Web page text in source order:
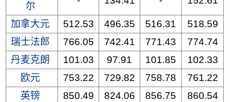
尔
加拿大元 512.53 496.35 516.31
518.59
瑞士法郎
766.05 742.41 771.43
774.74
丹麦克朗
101.03 97.91 101.85
102.33
欧元
753.22 729.82 758.78
761.22
英镑
850.49 824.06 856.75
860.54